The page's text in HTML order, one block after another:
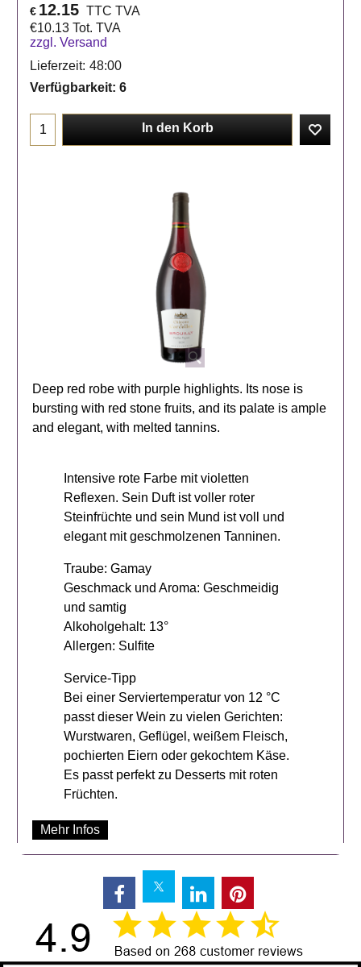
€ 12.15 TTC TVA
€10.13 Tot. TVA
zzgl. Versand
Lieferzeit: 48:00
Verfügbarkeit: 6
In den Korb
Deep red robe with purple highlights. Its nose is
bursting with red stone fruits, and its palate is ample
and elegant, with melted tannins.
Intensive rote Farbe mit violetten
Reflexen. Sein Duft ist voller roter
Steinfrüchte und sein Mund ist voll und
elegant mit geschmolzenen Tanninen.
Traube: Gamay
Geschmack und Aroma: Geschmeidig
und samtig
Alkoholgehalt: 13°
Allergen: Sulfite
Service-Tipp
Bei einer Serviertemperatur von 12 °C
passt dieser Wein zu vielen Gerichten:
Wurstwaren, Geflügel, weißem Fleisch,
pochierten Eiern oder gekochtem Käse.
Es passt perfekt zu Desserts mit roten
Früchten.
Mehr Infos